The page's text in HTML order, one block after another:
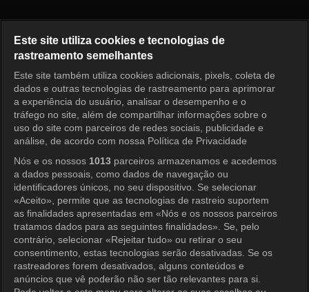
Entrar
Este site utiliza cookies e tecnologias de
rastreamento semelhantes
Este site também utiliza cookies adicionais, pixels, coleta de
dados e outras tecnologias de rastreamento para aprimorar
a experiência do usuário, analisar o desempenho e o
tráfego no site, além de compartilhar informações sobre o
uso do site com parceiros de redes sociais, publicidade e
análise, de acordo com nossa Política de Privacidade
Nós e os nossos 1013 parceiros armazenamos e acedemos
a dados pessoais, como dados de navegação ou
identificadores únicos, no seu dispositivo. Se selecionar
«Aceito», permite que as tecnologias de rastreio suportem
as finalidades apresentadas em «Nós e os nossos parceiros
tratamos dados para as seguintes finalidades». Se, pelo
contrário, selecionar «Rejeitar tudo» ou retirar o seu
consentimento, estas tecnologias serão desativadas. Se os
rastreadores forem desativados, alguns conteúdos e
anúncios que vê poderão não ser tão relevantes para si.